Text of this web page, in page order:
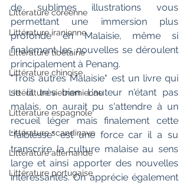
Littérature coréenne
Littérature iranienne
Littérature tibétaine
Littérature chinoise
Littérature vietnamienne
Littérature espagnole
Littérature scandinave
Littérature allemande
Littérature portugaise
de sublimes illustrations vous
permettant une immersion plus
profonde en Malaisie, même si
finalement les nouvelles se déroulent
principalement à Penang.
"Trois autres Malaisie" est un livre qui
se lit très bien. L'auteur n'étant pas
malais, on aurait pu s'attendre à un
recueil léger mais finalement cette
"faiblesse" est une force car il a su
transcrire la culture malaise au sens
large et ainsi apporter des nouvelles
intéressantes. On apprécie également